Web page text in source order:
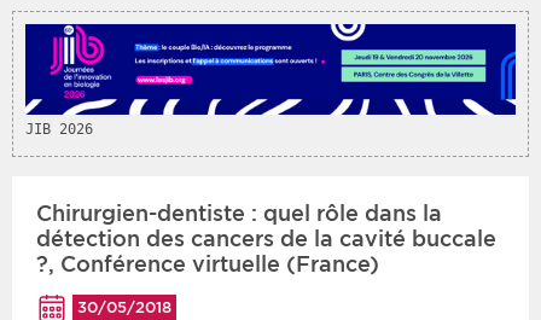
JIB 2026
Chirurgien-dentiste : quel rôle dans la
détection des cancers de la cavité buccale
?, Conférence virtuelle (France)
30/05/2018